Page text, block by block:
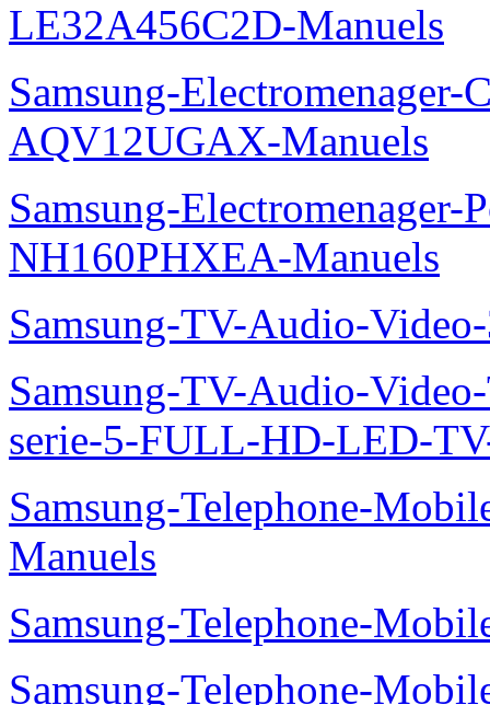
LE32A456C2D-Manuels
Samsung-Electromenager-
AQV12UGAX-Manuels
Samsung-
NH160PHXEA-Manuels
Samsung-TV-Audio-
Samsung-TV-Audio-
serie-5-FULL-HD-LED-
Samsung-Telephone-
Manuels
Samsung-Telephone-
Samsung-Telephone-